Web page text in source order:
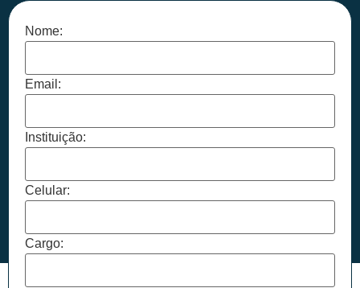
Nome:
Email:
Instituição:
Celular:
Cargo: